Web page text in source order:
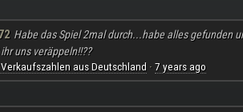
Habe das Spiel 2mal durch...habe alles gefunden
uns veräppeln!!??
aus Deutschland · 7 years ago